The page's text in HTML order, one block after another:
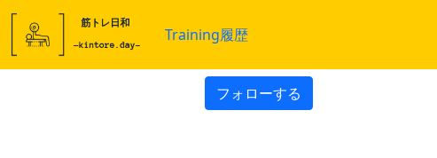
Training履歴
フォローする